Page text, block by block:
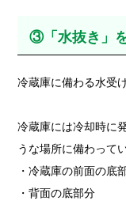
③「水抜き」
冷蔵庫に備わる水受
冷蔵庫には冷却時に
うな場所に備わって
・冷蔵庫の前面の底
・背面の底部分